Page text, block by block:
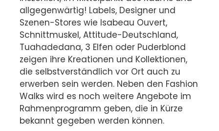
allgegenwärtig! Labels, Designer und
Szenen-Stores wie Isabeau Ouvert,
Schnittmuskel, Attitude-Deutschland,
Tuahadedana, 3 Elfen oder Puderblond
zeigen ihre Kreationen und Kollektionen,
die selbstverständlich vor Ort auch zu
erwerben sein werden. Neben den Fashion
Walks wird es noch weitere Angebote im
Rahmenprogramm geben, die in Kürze
bekannt gegeben werden können.